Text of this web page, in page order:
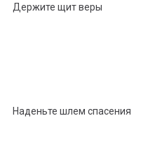
Держите щит веры
Наденьте шлем спасения